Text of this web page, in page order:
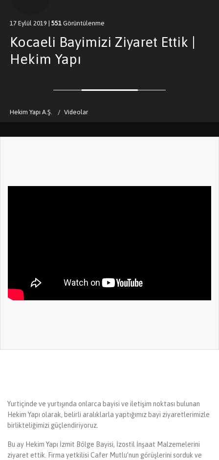
17 Eylül 2019 | 551 Görüntülenme
Kocaeli Bayimizi Ziyaret Ettik |
Hekim Yapı
Hekim Yapı A.Ş. Videolar
Yurtiçinde ve yurtışında onlarca bayisi ve iletişim noktası bulunan
Hekim Yapı olarak, belirli aralıklarla yaptığımız bayi ziyaretlerimizle
birlikteliğimizi güçlendiriyoruz.
Bu ay Hekim Yapı İzmit Bölge Bayisi, İzostil İnşaat Malzemelerini
ziyaret ettik. Firma yetkilisi Cafer Mutlu’nun görüşlerini sorduk ve